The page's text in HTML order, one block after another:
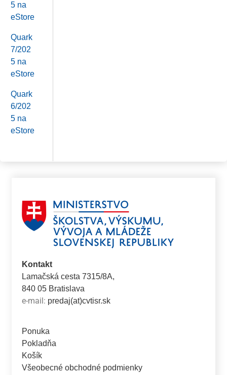
5 na
eStore
Quark
7/202
5 na
eStore
Quark
6/202
5 na
eStore
Kontakt
Lamačská cesta 7315/8A,
840 05 Bratislava
e-mail: predaj(at)cvtisr.sk
Ponuka
Pokladňa
Košík
Všeobecné obchodné podmienky